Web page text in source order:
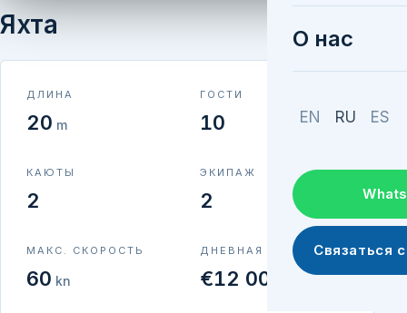
О нас
EN RU ES
Связаться
Яхта
ДЛИНА
20 m
ГОСТИ
10
КАЮТЫ
2
ЭКИПАЖ
2
МАКС. СКОРОСТЬ
60 kn
ДНЕВНАЯ СТАВКА
€12 000